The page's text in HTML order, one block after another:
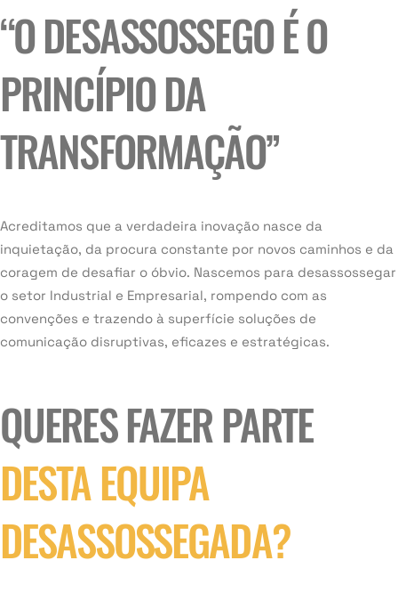
“O DESASSOSSEGO É O
PRINCÍPIO DA
TRANSFORMAÇÃO”
Acreditamos que a verdadeira inovação nasce da
inquietação, da procura constante por novos caminhos e da
coragem de desafiar o óbvio. Nascemos para desassossegar
o setor Industrial e Empresarial, rompendo com as
convenções e trazendo à superfície soluções de
comunicação disruptivas, eficazes e estratégicas.
QUERES FAZER PARTE
DESTA EQUIPA
DESASSOSSEGADA?